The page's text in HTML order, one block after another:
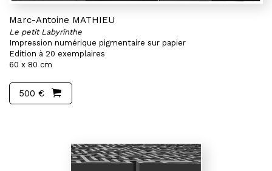
Marc-Antoine MATHIEU
Le petit Labyrinthe
Impression numérique pigmentaire sur papier
Edition à 20 exemplaires
60 x 80 cm
500 €